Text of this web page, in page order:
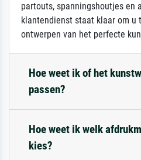
partouts, spanningshoutjes en
klantendienst staat klaar om u
ontwerpen van het perfecte
Hoe weet ik of het
passen?
Hoe weet ik welk
kies?